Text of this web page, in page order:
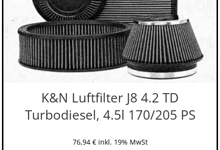
K&N Luftfilter J8 4.2 TD
Turbodiesel, 4.5l 170/205 PS
76,94 € inkl. 19% MwSt